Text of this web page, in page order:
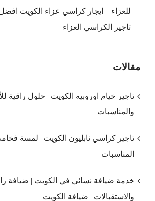
للعزاء – ايجار كراسي عزاء الكويت
تاجير الكراسي العزاء
مقالات
تاجير خيام اوروبيه الكويت | حلول راقية
والمناسبات
تاجير كراسي نابليون الكويت | لمسة
المناسبات
خدمة ضيافة نسائي في الكويت | ضيافة
والاستقبالات | ضيافة الكويت